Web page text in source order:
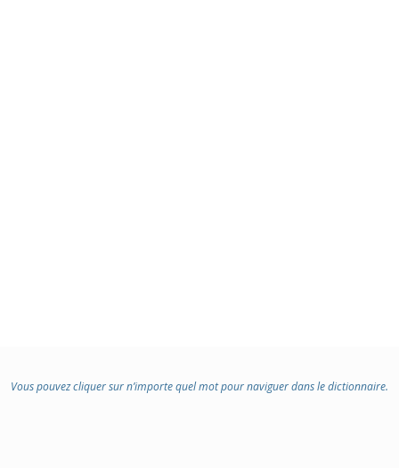
Vous pouvez cliquer sur n’importe quel mot pour naviguer dans le dictionnaire.